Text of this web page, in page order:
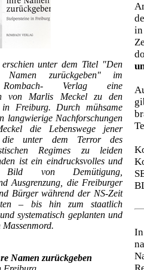
unter dem Titel "Den
zurückgeben" im
Verlag eine
von Marlis Meckel zu den
in Freiburg. Durch mühsame
langwierige Nachforschungen
die Lebenswege jener
die unter dem Terror des
Regimes zu leiden
ist ein eindrucksvolles und
Bild von Demütigung,
Ausgrenzung, die Freiburger
Bürger während der NS-Zeit
– bis hin zum staatlich
systematisch geplanten und
Namen zurückgeben